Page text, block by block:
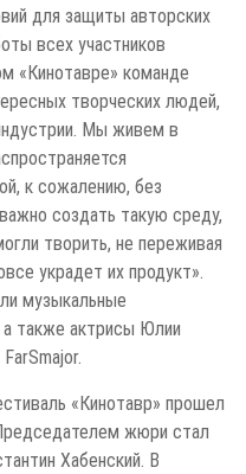
для защиты авторских
всех участников
«Кинотавре» команде
творческих людей,
Мы живем в
к сожалению, без
создать такую среду,
творить, не переживая
украдет их продукт».
музыкальные
также актрисы Юлии
«Кинотавр» прошел
жюри стал
Хабенский. В